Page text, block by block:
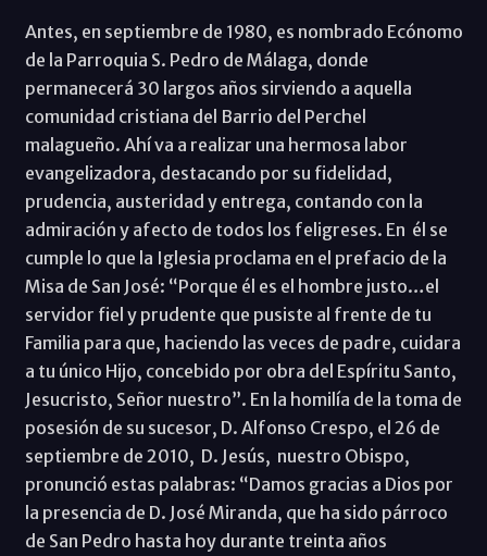
Antes, en septiembre de 1980, es nombrado Ecónomo
de la Parroquia S. Pedro de Málaga, donde
permanecerá 30 largos años sirviendo a aquella
comunidad cristiana del Barrio del Perchel
malagueño. Ahí va a realizar una hermosa labor
evangelizadora, destacando por su fidelidad,
prudencia, austeridad y entrega, contando con la
admiración y afecto de todos los feligreses. En él se
cumple lo que la Iglesia proclama en el prefacio de la
Misa de San José: “Porque él es el hombre justo…el
servidor fiel y prudente que pusiste al frente de tu
Familia para que, haciendo las veces de padre, cuidara
a tu único Hijo, concebido por obra del Espíritu Santo,
Jesucristo, Señor nuestro”. En la homilía de la toma de
posesión de su sucesor, D. Alfonso Crespo, el 26 de
septiembre de 2010, D. Jesús, nuestro Obispo,
pronunció estas palabras: “Damos gracias a Dios por
la presencia de D. José Miranda, que ha sido párroco
de San Pedro hasta hoy durante treinta años